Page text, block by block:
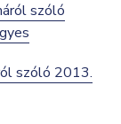
szóló
szóló 2013.